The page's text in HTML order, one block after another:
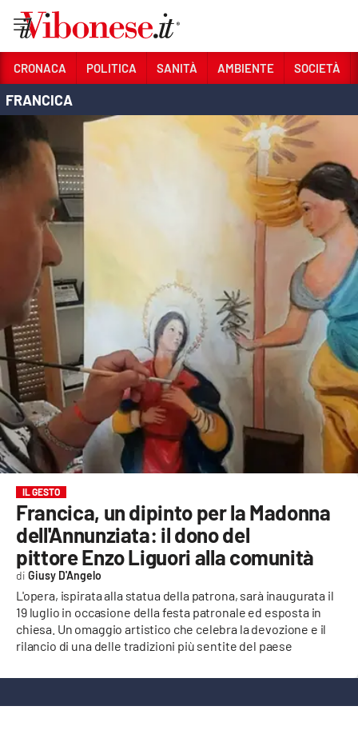
Sezioni
POLITICA
SANITÀ
AMBIENTE
SOCIETÀ
CULTURA
ECONOMIA E LAVORO
EVENTI
SPORT
Streaming
LAC TV
LAC NETWORK
LAC ONAIR
LaC
Network
LACPLAY.IT
CRONACA POLITICA SANITÀ AMBIENTE SOCIETÀ
FRANCICA
IL GESTO
Francica, un dipinto per la Madonna
dell'Annunziata: il dono del
pittore Enzo Liguori alla comunità
L'opera, ispirata alla statua della patrona, sarà inaugurata il
19 luglio in occasione della festa patronale ed esposta in
chiesa. Un omaggio artistico che celebra la devozione e il
rilancio di una delle tradizioni più sentite del paese
Giusy D'Angelo